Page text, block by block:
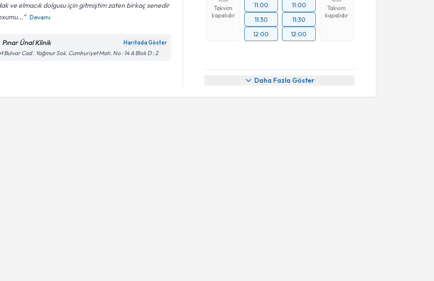
ve elmacık dolgusu için gitmiştim zaten birkaç senedir
Devamı
Pınar Ünal Klinik Haritada Göster
Bulvar Cad . Yağmur Sok. Cumhuriyet Mah. No : 14 A Blok D : 2
Takvim
kapalıdır
11:00
11:30
12:00
11:00
11:30
12:00
Takvim
kapalıdır
Daha Fazla Göster